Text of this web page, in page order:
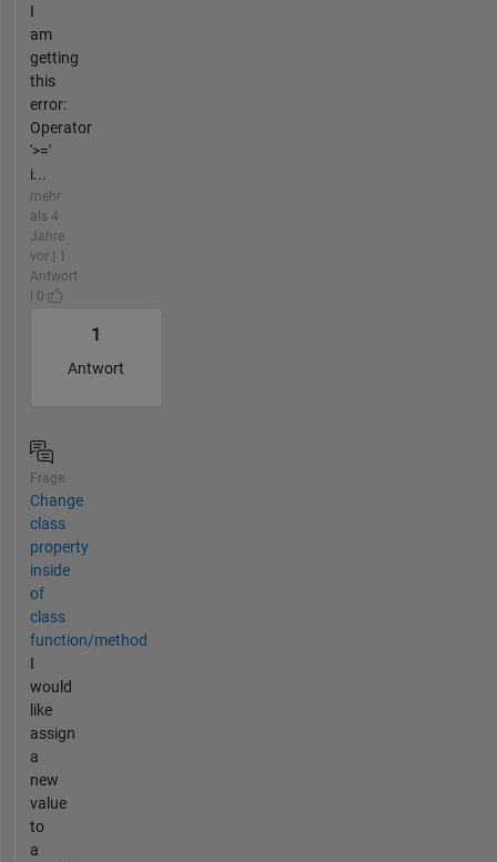
I
am
getting
this
error:
Operator
'>='
i...
mehr
als 4
Jahre
vor | 1
Antwort
| 0
1
Antwort
Frage
Change
class
property
inside
of
class
function/method
I
would
like
assign
a
new
value
to
a